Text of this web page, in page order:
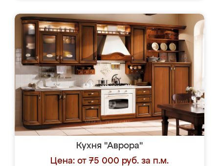
Кухня "Аврора"
Цена: от 75 000 руб. за п.м.